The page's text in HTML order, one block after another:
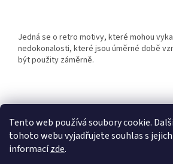
Tento web používá soubory cookie.
tohoto webu vyjadřujete souhlas s
informacízde.
Jedná se o retro motivy, které mohou
nedokonalosti, které jsou úměrné době
být použity záměrně.
Z
Retro-Darky.cz